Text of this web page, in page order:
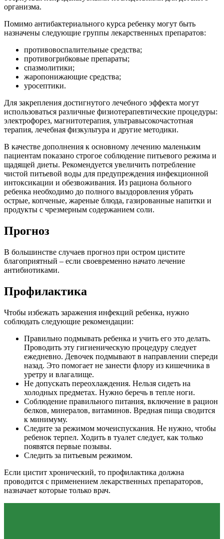
организма.
Помимо антибактериального курса ребенку могут быть
назначены следующие группы лекарственных препаратов:
противовоспалительные средства;
противогрибковые препараты;
спазмолитики;
жаропонижающие средства;
уросептики.
Для закрепления достигнутого лечебного эффекта могут
использоваться различные физиотерапевтические процедуры:
электрофорез, магнитотерапия, ультравысокочастотная
терапия, лечебная физкультура и другие методики.
В качестве дополнения к основному лечению маленьким
пациентам показано строгое соблюдение питьевого режима и
щадящей диеты. Рекомендуется увеличить потребление
чистой питьевой воды для предупреждения инфекционной
интоксикации и обезвоживания. Из рациона больного
ребенка необходимо до полного выздоровления убрать
острые, копченые, жареные блюда, газированные напитки и
продукты с чрезмерным содержанием соли.
Прогноз
В большинстве случаев прогноз при остром цистите
благоприятный – если своевременно начато лечение
антибиотиками.
Профилактика
Чтобы избежать заражения инфекций ребенка, нужно
соблюдать следующие рекомендации:
Правильно подмывать ребенка и учить его это делать.
Проводить эту гигиеническую процедуру следует
ежедневно. Девочек подмывают в направлении спереди
назад. Это помогает не занести флору из кишечника в
уретру и влагалище.
Не допускать переохлаждения. Нельзя сидеть на
холодных предметах. Нужно беречь в тепле ноги.
Соблюдение правильного питания, включение в рацион
белков, минералов, витаминов. Вредная пища сводится
к минимуму.
Следите за режимом мочеиспускания. Не нужно, чтобы
ребенок терпел. Ходить в туалет следует, как только
появятся первые позывы.
Следить за питьевым режимом.
Если цистит хронический, то профилактика должна
проводится с применением лекарственных препараторов,
назначает которые только врач.